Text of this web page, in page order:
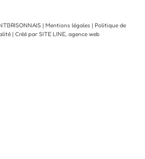
| Mentions légales | Politique de
| Créé par SITE LINE, agence web